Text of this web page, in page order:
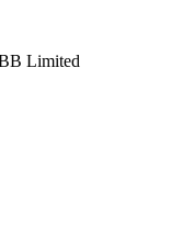
Limited